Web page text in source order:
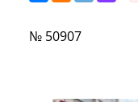
№ 50907